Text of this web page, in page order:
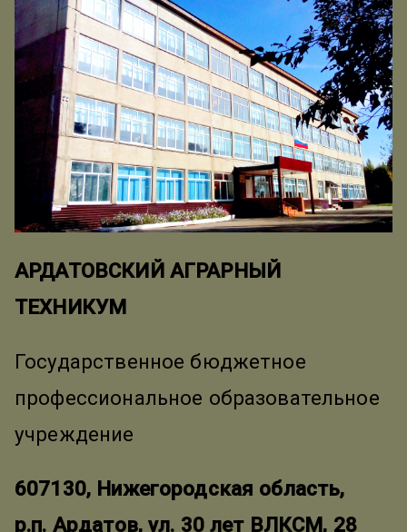
АРДАТОВСКИЙ АГРАРНЫЙ
ТЕХНИКУМ
Государственное бюджетное
профессиональное образовательное
учреждение
607130, Нижегородская область,
р.п. Ардатов, ул. 30 лет ВЛКСМ, 28